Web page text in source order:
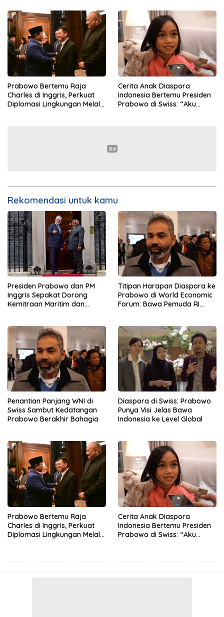
Prabowo Bertemu Raja
Charles di Inggris, Perkuat
Diplomasi Lingkungan Melalui
Cerita Anak Diaspora
Indonesia Bertemu Presiden
Prabowo di Swiss: “Aku
Rekomendasi untuk kamu
Presiden Prabowo dan PM
Inggris Sepakat Dorong
Kemitraan Maritim dan
Titipan Harapan Diaspora ke
Prabowo di World Economic
Forum: Bawa Pemuda RI
Penantian Panjang WNI di
Swiss Sambut Kedatangan
Prabowo Berakhir Bahagia
Diaspora di Swiss: Prabowo
Punya Visi Jelas Bawa
Indonesia ke Level Global
Prabowo Bertemu Raja
Charles di Inggris, Perkuat
Diplomasi Lingkungan Melalui
Cerita Anak Diaspora
Indonesia Bertemu Presiden
Prabowo di Swiss: “Aku